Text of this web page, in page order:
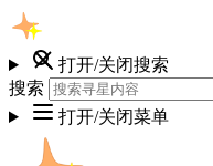
打开/关闭搜索
搜索
打开/关闭菜单